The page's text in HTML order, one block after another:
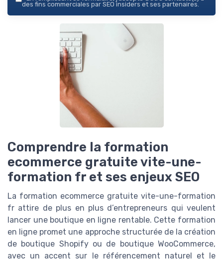
des fins commerciales par SEO insiders et ses partenaires.
Comprendre la formation
ecommerce gratuite vite-une-
formation fr et ses enjeux SEO
La formation ecommerce gratuite vite-une-formation
fr attire de plus en plus d’entrepreneurs qui veulent
lancer une boutique en ligne rentable. Cette formation
en ligne promet une approche structurée de la création
de boutique Shopify ou de boutique WooCommerce,
avec un accent sur le référencement naturel et le